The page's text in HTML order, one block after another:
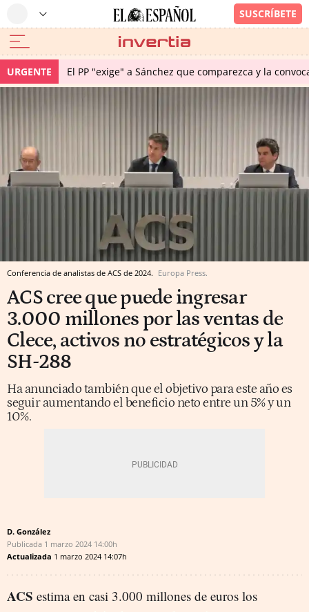
URGENTE El PP "exige" a Sánchez que comparezca y la
Conferencia de analistas de ACS de 2024. Europa Press.
ACS cree que puede ingresar
3.000 millones por las ventas de
Clece, activos no estratégicos y la
SH-288
Ha anunciado también que el objetivo para este año es
seguir aumentando el beneficio neto entre un 5% y un
10%.
D. González
Publicada 1 marzo 2024 14:00h
Actualizada 1 marzo 2024 14:07h
ACS estima en casi 3.000 millones de euros los